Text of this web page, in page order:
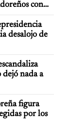
con
desalojo de
dejó nada a
figura
por los